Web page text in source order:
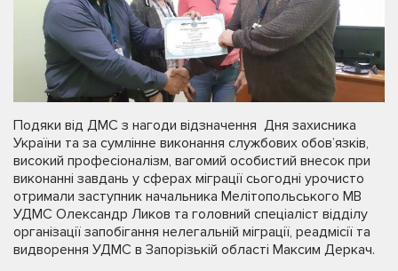
Подяки від ДМС з нагоди відзначення Дня захисника
України та за сумлінне виконання службових обов’язків,
високий професіоналізм, вагомий особистий внесок при
виконанні завдань у сферах міграції сьогодні урочисто
отримали заступник начальника Мелітопольського МВ
УДМС Олександр Ликов та головний спеціаліст відділу
організації запобігання нелегальній міграції, реадмісії та
видворення УДМС в Запорізькій області Максим Деркач.